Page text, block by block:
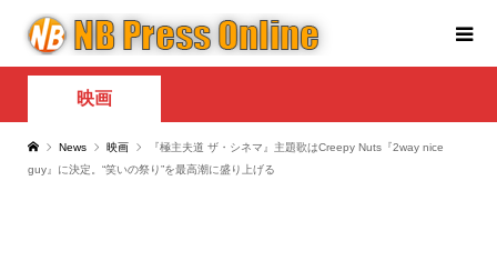
映画
News 映画
『極主夫道 ザ・シネマ』主題歌はCreepy Nuts『2way nice
guy』に決定。“笑いの祭り”を最高潮に盛り上げる